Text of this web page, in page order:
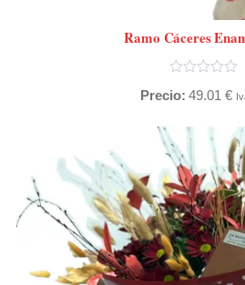
Ramo Cáceres
Precio: 49.01€